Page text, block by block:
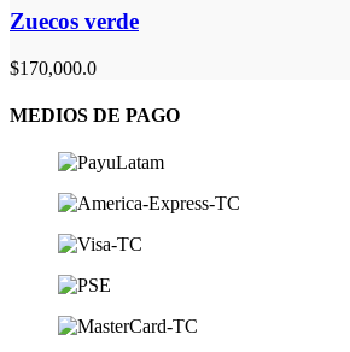
se
la
Zuecos verde
$170,000.0
MEDIOS DE PAGO